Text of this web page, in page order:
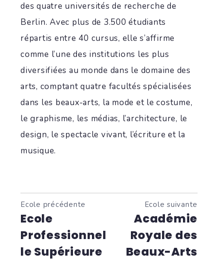
des quatre universités de recherche de
Berlin. Avec plus de 3.500 étudiants
répartis entre 40 cursus, elle s’affirme
comme l’une des institutions les plus
diversifiées au monde dans le domaine des
arts, comptant quatre facultés spécialisées
dans les beaux-arts, la mode et le costume,
le graphisme, les médias, l’architecture, le
design, le spectacle vivant, l’écriture et la
musique.
Ecole précédente
Ecole
Professionnel
le Supérieure
Ecole suivante
Académie
Royale des
Beaux-Arts